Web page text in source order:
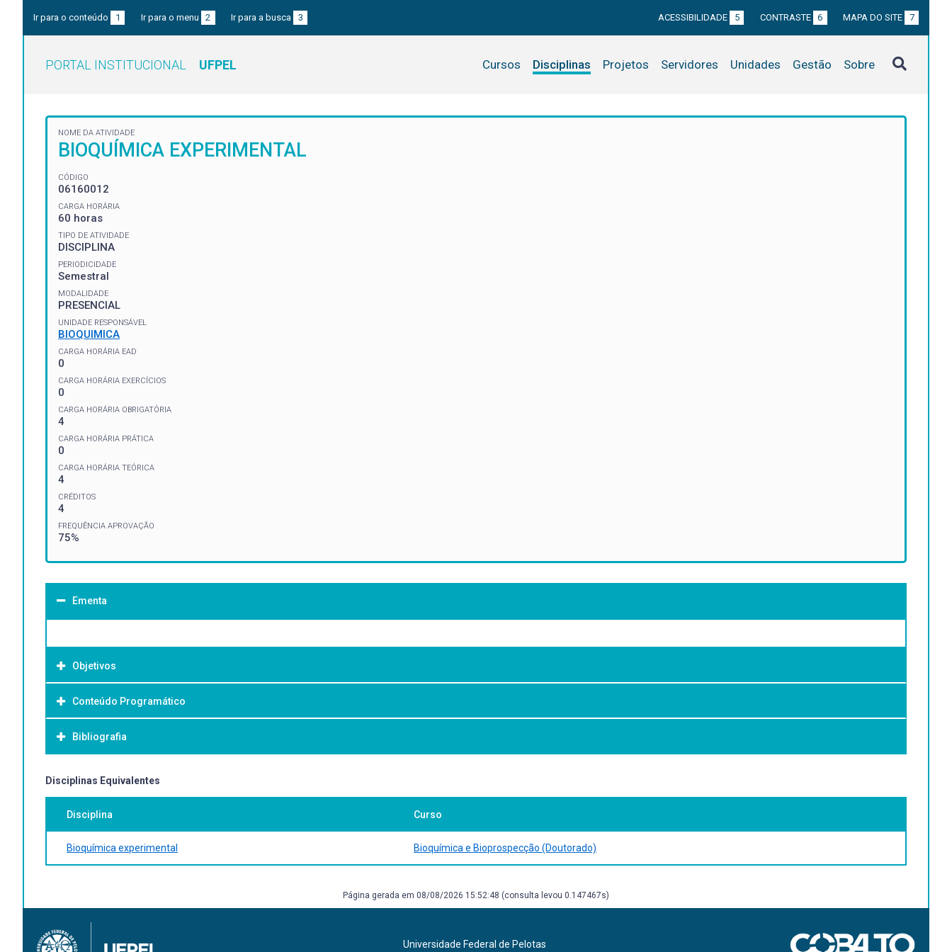
Ir para o conteúdo 1 Ir para o menu 2 Ir para a busca 3 ACESSIBILIDADE 5 CONTRASTE 6 MAPA DO SITE 7
PORTAL INSTITUCIONAL UFPEL Cursos Disciplinas Projetos Servidores Unidades Gestão Sobre
NOME DA ATIVIDADE
BIOQUÍMICA EXPERIMENTAL
CÓDIGO
06160012
CARGA HORÁRIA
60 horas
TIPO DE ATIVIDADE
DISCIPLINA
PERIODICIDADE
Semestral
MODALIDADE
PRESENCIAL
UNIDADE RESPONSÁVEL
BIOQUIMICA
CARGA HORÁRIA EAD
0
CARGA HORÁRIA EXERCÍCIOS
0
CARGA HORÁRIA OBRIGATÓRIA
4
CARGA HORÁRIA PRÁTICA
0
CARGA HORÁRIA TEÓRICA
4
CRÉDITOS
4
FREQUÊNCIA APROVAÇÃO
75%
Ementa
Objetivos
Objetivo Geral:
Conteúdo Programático
Bibliografia
Bibliografia Básica:
Disciplinas Equivalentes
Disciplina Curso
Bioquímica experimental Bioquímica e Bioprospecção (Doutorado)
Página gerada em 08/08/2026 15:52:48 (consulta levou 0.147467s)
Universidade Federal de Pelotas